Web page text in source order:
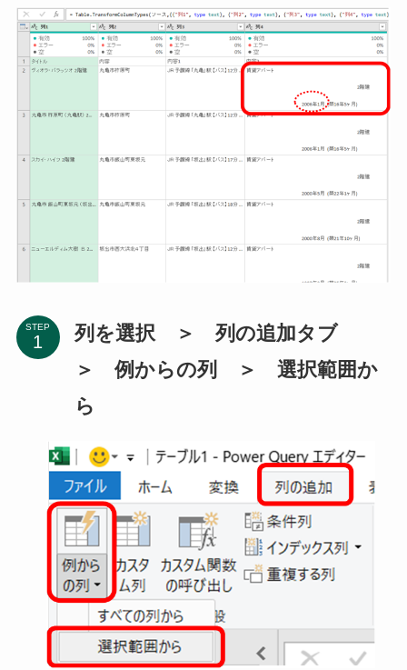
STEP
列を選択 ＞ 列の追加タブ
＞ 例からの列 ＞ 選択範囲か
ら